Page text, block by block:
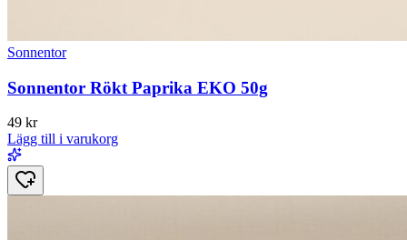
Sonnentor
Sonnentor Rökt Paprika EKO 50g
49 kr
Lägg till i varukorg